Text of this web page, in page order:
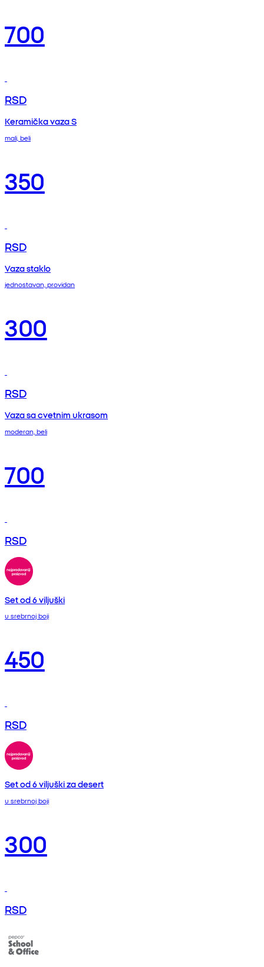
700
RSD
Keramička vaza S
mali, beli
350
RSD
Vaza staklo
jednostavan, providan
300
RSD
Vaza sa cvetnim ukrasom
moderan, beli
700
RSD
Set od 6 viljuški
u srebrnoj boji
450
RSD
Set od 6 viljuški za desert
u srebrnoj boji
300
RSD